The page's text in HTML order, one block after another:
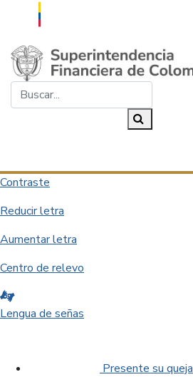
Saltar al contenido principal
Contraste
Reducir letra
Aumentar letra
Centro de relevo
Lengua de señas
Presente su queja